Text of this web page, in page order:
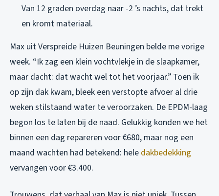
Van 12 graden overdag naar -2 ’s nachts, dat trekt
en kromt materiaal.
Max uit Verspreide Huizen Beuningen belde me vorige
week. “Ik zag een klein vochtvlekje in de slaapkamer,
maar dacht: dat wacht wel tot het voorjaar.” Toen ik
op zijn dak kwam, bleek een verstopte afvoer al drie
weken stilstaand water te veroorzaken. De EPDM-laag
begon los te laten bij de naad. Gelukkig konden we het
binnen een dag repareren voor €680, maar nog een
maand wachten had betekend: hele dakbedekking
vervangen voor €3.400.